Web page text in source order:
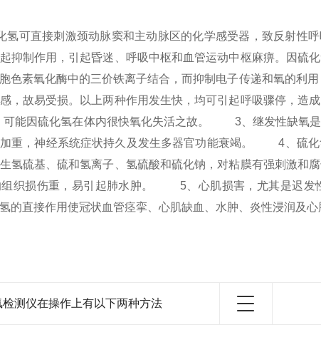
氢可直接刺激颈动脉窦和主动脉区的化学感受器，致反射
抑制作用，引起昏迷、呼吸中枢和血管运动中枢麻痹。因硫
色素氧化酶中的三价铁离子结合，而抑制电子传递和氧的利
，故易受损。以上两种作用发生快，均可引起呼吸骤停，造
可能因硫化氢在体内很快氧化失活之故。 3、继发性缺氧
重，神经系统症状持久及发生多器官功能衰竭。 4、硫化氢
氢硫基、硫和氢离子、氢硫酸和硫化钠，对粘膜有强刺激和
织损伤重，易引起肺水肿。 5、心肌损害，尤其是迟发性
的直接作用使冠状血管痉挛、心肌缺血、水肿、炎性浸润及心
检测仪在操作上有以下两种方法